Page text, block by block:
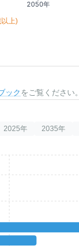
2050年
上)
ック をご覧ください。
2025年 2035年